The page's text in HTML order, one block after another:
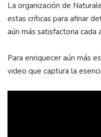
La organización de
estas críticas para afinar
aún más satisfactoria cada
Para enriquecer aún más
video que captura la